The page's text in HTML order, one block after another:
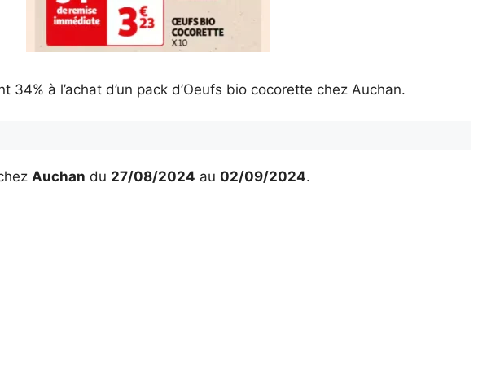
34% à l’achat d’un pack d’Oeufs bio cocorette chez Auchan.
Auchan du 27/08/2024 au 02/09/2024.